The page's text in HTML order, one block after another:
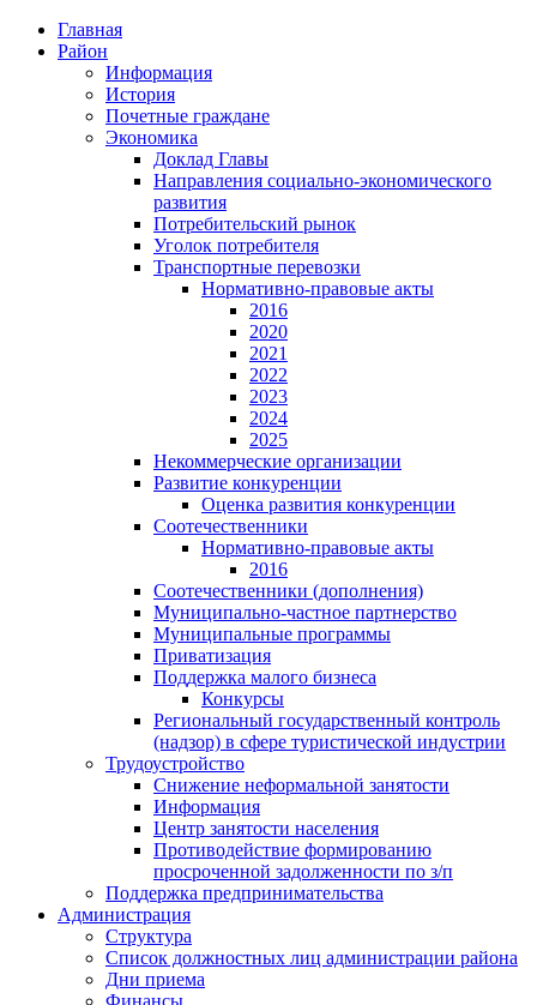
Главная
Район
Информация
История
Почетные граждане
Экономика
Доклад Главы
Направления социально-экономического
развития
Потребительский рынок
Уголок потребителя
Транспортные перевозки
Нормативно-правовые акты
2016
2020
2021
2022
2023
2024
2025
Некоммерческие организации
Развитие конкуренции
Оценка развития конкуренции
Соотечественники
Нормативно-правовые акты
2016
Соотечественники (дополнения)
Муниципально-частное партнерство
Муниципальные программы
Приватизация
Поддержка малого бизнеса
Конкурсы
Региональный государственный контроль
(надзор) в сфере туристической индустрии
Трудоустройство
Снижение неформальной занятости
Информация
Центр занятости населения
Противодействие формированию
просроченной задолженности по з/п
Поддержка предпринимательства
Администрация
Структура
Список должностных лиц администрации района
Дни приема
Финансы